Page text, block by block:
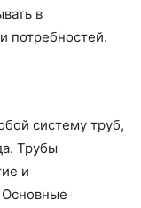
в
потребностей.
систему труб,
Трубы
и